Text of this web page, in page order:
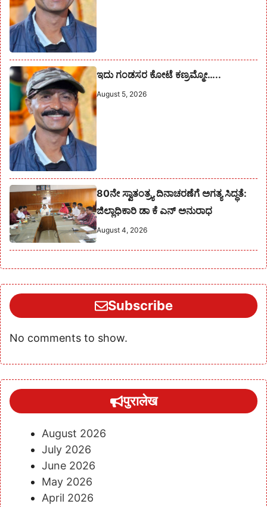
ಇದು ಗಂಡಸರ ಕೋಟೆ ಕಣ್ರಮ್ಮೋ…..
August 5, 2026
80ನೇ ಸ್ವಾತಂತ್ರ್ಯ ದಿನಾಚರಣೆಗೆ ಅಗತ್ಯ ಸಿದ್ಧತೆ:
ಜಿಲ್ಲಾಧಿಕಾರಿ ಡಾ ಕೆ ಎನ್ ಅನುರಾಧ
August 4, 2026
Subscribe
No comments to show.
पुरालेख
August 2026
July 2026
June 2026
May 2026
April 2026